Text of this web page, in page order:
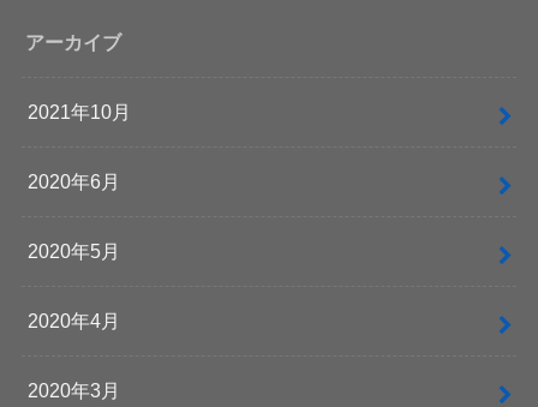
アーカイブ
2021年10月
2020年6月
2020年5月
2020年4月
2020年3月